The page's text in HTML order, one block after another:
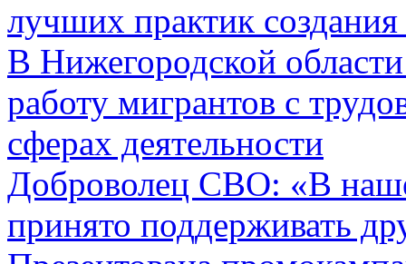
лучших практик
В Нижегородской
работу мигрантов с
сферах деятельности
Доброволец СВО: «В
принято поддерживать